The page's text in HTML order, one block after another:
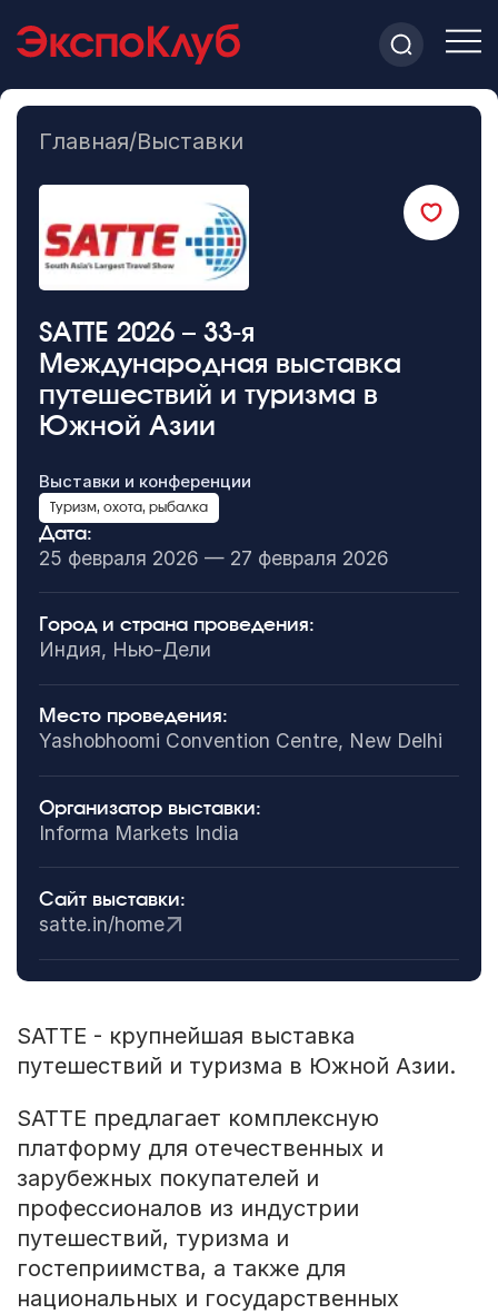
Главная/Выставки
SATTE 2026 – 33-я
Международная выставка
путешествий и туризма в
Южной Азии
Выставки и конференции
Туризм, охота, рыбалка
Дата:
25 февраля 2026 — 27 февраля 2026
Город и страна проведения:
Индия, Нью-Дели
Место проведения:
Yashobhoomi Convention Centre, New Delhi
Организатор выставки:
Informa Markets India
Сайт выставки:
satte.in/home
SATTE - крупнейшая выставка
путешествий и туризма в Южной Азии.
SATTE предлагает комплексную
платформу для отечественных и
зарубежных покупателей и
профессионалов из индустрии
путешествий, туризма и
гостеприимства, а также для
национальных и государственных